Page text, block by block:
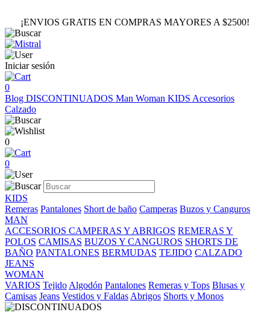
¡ENVIOS GRATIS EN COMPRAS MAYORES A $2500!
Iniciar sesión
0
Blog DISCONTINUADOS Man Woman KIDS Accesorios
Calzado
0
0
KIDS
Remeras Pantalones Short de baño Camperas Buzos y Canguros
MAN
ACCESORIOS CAMPERAS Y ABRIGOS REMERAS Y
POLOS CAMISAS BUZOS Y CANGUROS SHORTS DE
BAÑO PANTALONES BERMUDAS TEJIDO CALZADO
JEANS
WOMAN
VARIOS Tejido Algodón Pantalones Remeras y Tops Blusas y
Camisas Jeans Vestidos y Faldas Abrigos Shorts y Monos